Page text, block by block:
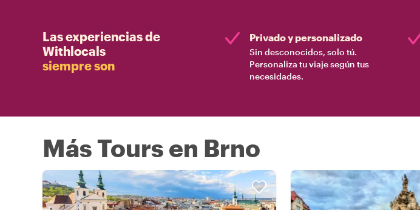
Las experiencias de
Withlocals
siempre son
Privado y personalizado
Sin desconocidos, solo tú.
Personaliza tu viaje según tus
necesidades.
Más Tours en Brno